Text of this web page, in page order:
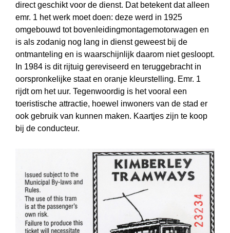
direct geschikt voor de dienst. Dat betekent dat alleen
emr. 1 het werk moet doen: deze werd in 1925
omgebouwd tot bovenleidingmontagemotorwagen en
is als zodanig nog lang in dienst geweest bij de
ontmanteling en is waarschijnlijk daarom niet gesloopt.
In 1984 is dit rijtuig gereviseerd en teruggebracht in
oorspronkelijke staat en oranje kleurstelling. Emr. 1
rijdt om het uur. Tegenwoordig is het vooral een
toeristische attractie, hoewel inwoners van de stad er
ook gebruik van kunnen maken. Kaartjes zijn te koop
bij de conducteur.